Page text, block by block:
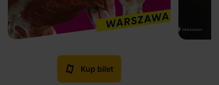
Kup bilet